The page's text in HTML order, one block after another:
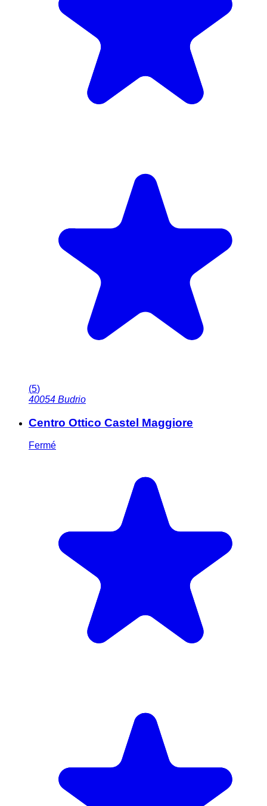
(5)
40054 Budrio
Centro Ottico Castel Maggiore
Fermé